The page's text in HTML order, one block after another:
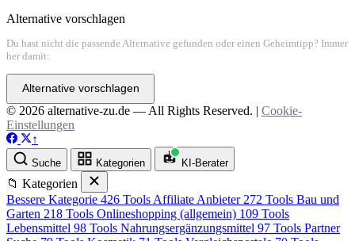
Alternative vorschlagen
Du hast nicht die passende Alternative gefunden oder einen Geheimtipp? Immer
her damit:
Alternative vorschlagen
© 2026 alternative-zu.de — All Rights Reserved. | Cookie-
Einstellungen
↑
Suche Kategorien KI-Berater
📁 Kategorien
Bessere Kategorie 426 Tools Affiliate Anbieter 272 Tools Bau und
Garten 218 Tools Onlineshopping (allgemein) 109 Tools
Lebensmittel 98 Tools Nahrungsergänzungsmittel 97 Tools Partner